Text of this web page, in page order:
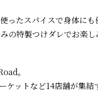
たスパイスで身体にも
特製つけダレでお楽し
。
ケットなど14店舗が集